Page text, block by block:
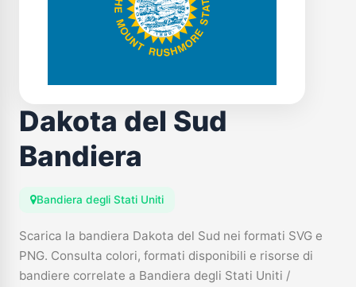
Dakota del Sud
Bandiera
Bandiera degli Stati Uniti
Scarica la bandiera Dakota del Sud nei formati SVG e
PNG. Consulta colori, formati disponibili e risorse di
bandiere correlate a Bandiera degli Stati Uniti /